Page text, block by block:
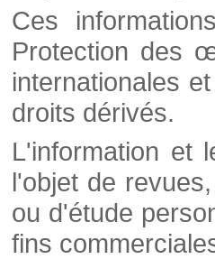
Ces
Protection des
internationales
droits dérivés.
L'information et
l'objet de
ou d'étude
fins